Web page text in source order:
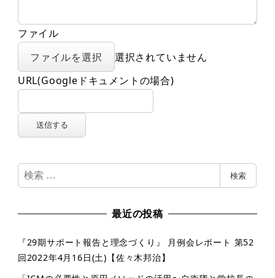
ファイル
ファイルを選択
選択されていません
URL(Googleドキュメントの場合)
送信する
検
索
検索
最近の投稿
『29期サポート報告と理念づくり』 月例会レポート 第52
回2022年4月16日(土)【佐々木邦治】